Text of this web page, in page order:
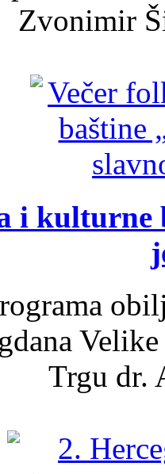
Zvonimir
i kulturne
Trgu dr.